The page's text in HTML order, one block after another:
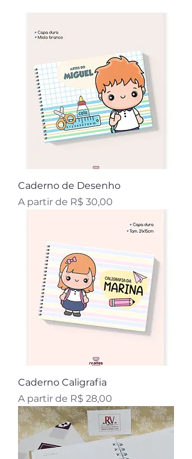
Caderno de Desenho
A partir de R$ 30,00
Preço promocional
Caderno Caligrafia
A partir de R$ 28,00
Preço promocional